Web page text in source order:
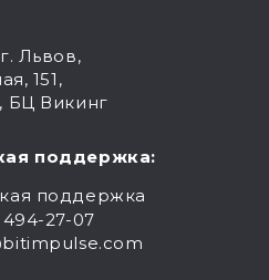
Львов,
151,
БЦ Викинг
поддержка:
поддержка
27-07